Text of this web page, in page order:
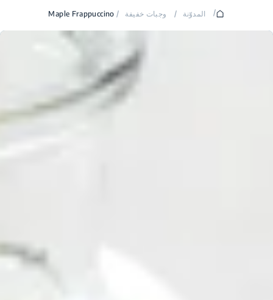
/ المدوّنة / وجبات خفيفة /
Maple Frappuccino